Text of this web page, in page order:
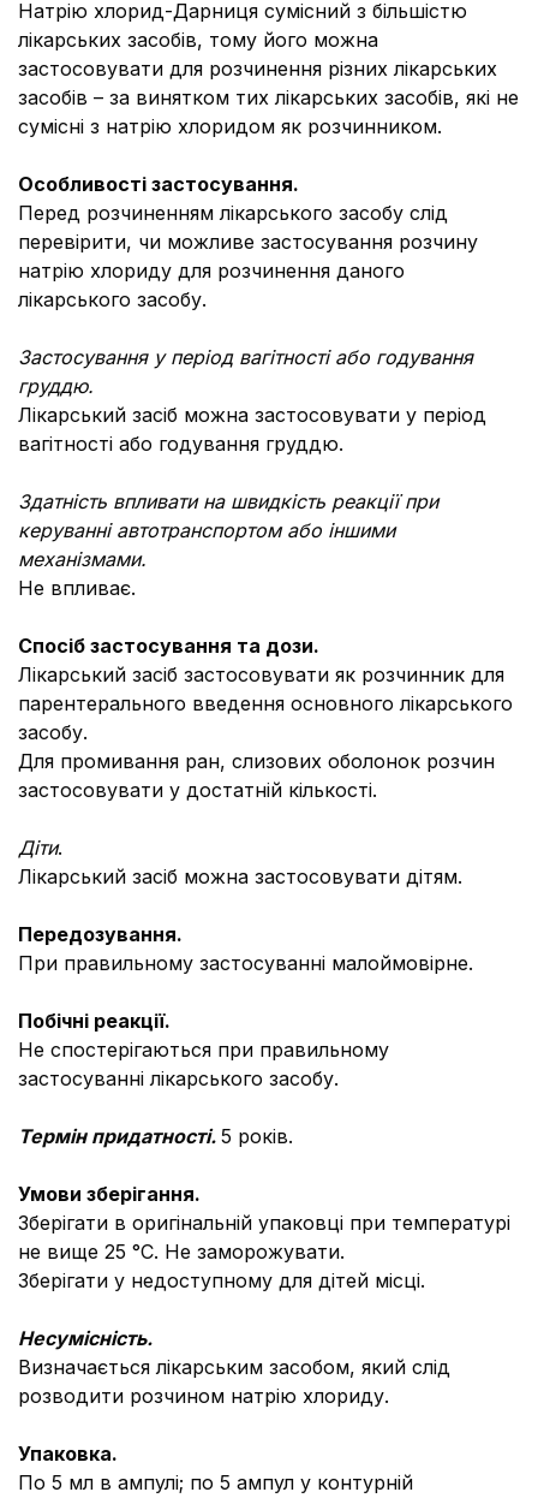
Натрію хлорид-Дарниця сумісний з більшістю
лікарських засобів, тому його можна
застосовувати для розчинення різних лікарських
засобів – за винятком тих лікарських засобів, які не
сумісні з натрію хлоридом як розчинником.
Особливості застосування.
Перед розчиненням лікарського засобу слід
перевірити, чи можливе застосування розчину
натрію хлориду для розчинення даного
лікарського засобу.
Застосування у період вагітності або годування
груддю.
Лікарський засіб можна застосовувати у період
вагітності або годування груддю.
Здатність впливати на швидкість реакції при
керуванні автотранспортом або іншими
механізмами.
Не впливає.
Спосіб застосування та дози.
Лікарський засіб застосовувати як розчинник для
парентерального введення основного лікарського
засобу.
Для промивання ран, слизових оболонок розчин
застосовувати у достатній кількості.
Діти.
Лікарський засіб можна застосовувати дітям.
Передозування.
При правильному застосуванні малоймовірне.
Побічні реакції.
Не спостерігаються при правильному
застосуванні лікарського засобу.
Термін придатності. 5 років.
Умови зберігання.
Зберігати в оригінальній упаковці при температурі
не вище 25 °С. Не заморожувати.
Зберігати у недоступному для дітей місці.
Несумісність.
Визначається лікарським засобом, який слід
розводити розчином натрію хлориду.
Упаковка.
По 5 мл в ампулі; по 5 ампул у контурній